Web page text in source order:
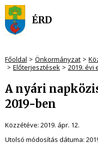
Főoldal Önkormányzat
Előterjesztések
2019. évi
A nyári
2019-ben
Közzétéve: 2019. ápr. 12.
Utolsó módosítás dátuma: